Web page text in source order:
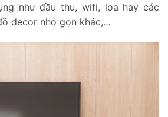
như đầu thu, wifi, loa hay các
decor nhỏ gọn khác,…